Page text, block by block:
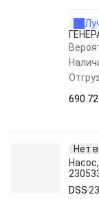
690.72
Нет
DSS